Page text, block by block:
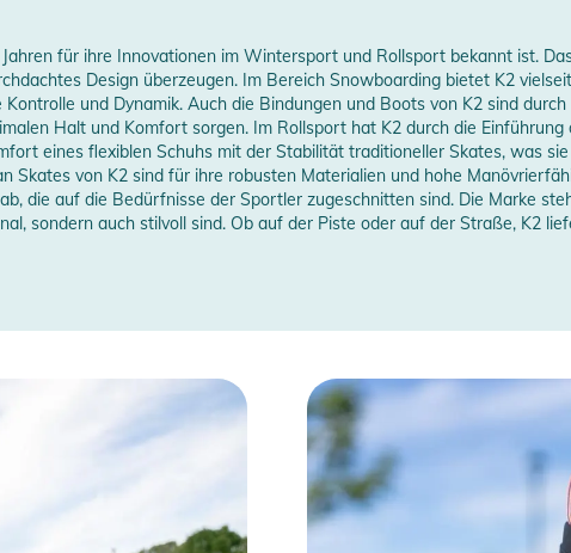
für ihre Innovationen im Wintersport und Rollsport bekannt ist.
Design überzeugen. Im Bereich Snowboarding bietet K2
und Dynamik. Auch die Bindungen und Boots von K2 sind
Halt und Komfort sorgen. Im Rollsport hat K2 durch die
eines flexiblen Schuhs mit der Stabilität traditioneller Skates, was
Skates von K2 sind für ihre robusten Materialien und hohe
die auf die Bedürfnisse der Sportler zugeschnitten sind. Die Marke
sondern auch stilvoll sind. Ob auf der Piste oder auf der Straße, K2